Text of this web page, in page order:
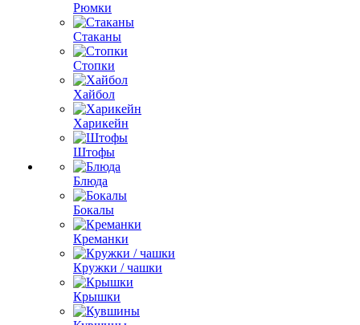
Рюмки
Стаканы
Стопки
Хайбол
Харикейн
Штофы
Блюда
Бокалы
Креманки
Кружки / чашки
Крышки